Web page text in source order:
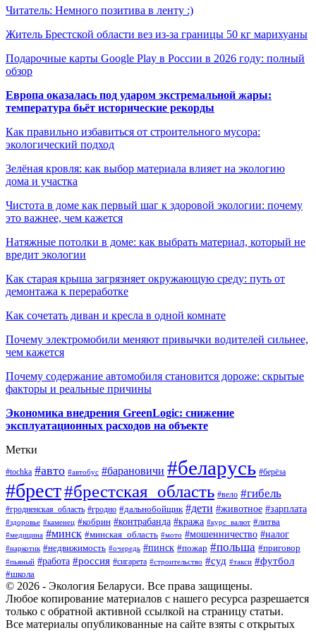
Читатель: Немного позитива в ленту :)
Житель Брестской области вез из-за границы 50 кг марихуаны
Подарочные карты Google Play в России в 2026 году: полный
обзор
Европа оказалась под ударом экстремальной жары:
температура бьёт исторические рекорды
Как правильно избавиться от строительного мусора:
экологический подход
Зелёная кровля: как выбор материала влияет на экологию
дома и участка
Чистота в доме как первый шаг к здоровой экологии: почему
это важнее, чем кажется
Натяжные потолки в доме: как выбрать материал, который не
вредит экологии
Как старая крыша загрязняет окружающую среду: путь от
демонтажа к переработке
Как сочетать диван и кресла в одной комнате
Почему электромобили меняют привычки водителей сильнее,
чем кажется
Почему содержание автомобиля становится дороже: скрытые
факторы и реальные причины
Экономика внедрения GreenLogic: снижение
эксплуатационных расходов на объекте
Метки
#tochka #авто #автобус #барановичи #беларусь #берёза
#брест#брестская_область #вело #гибель
#гродненская_область #гродно #дальнобойщик #дети #животное #зарплата
#здоровье #каменец #кобрин #контрабанда #кража #курс_валют #литва
#медицина #минск #минская_область #мото #мошенничество #налог
#наркотик #недвижимость #очередь #пинск #пожар #польша #приговор
#пьяный #работа #россия #сигарета #строительство #суд #такси #футбол
#школа
© 2026 - Экология Беларуси. Все права защищены.
Любое копирование материалов с нашего ресурса разрешается
только с обратной активной ссылкой на страницу статьи.
Все материалы опубликованные на сайте взяты с открытых